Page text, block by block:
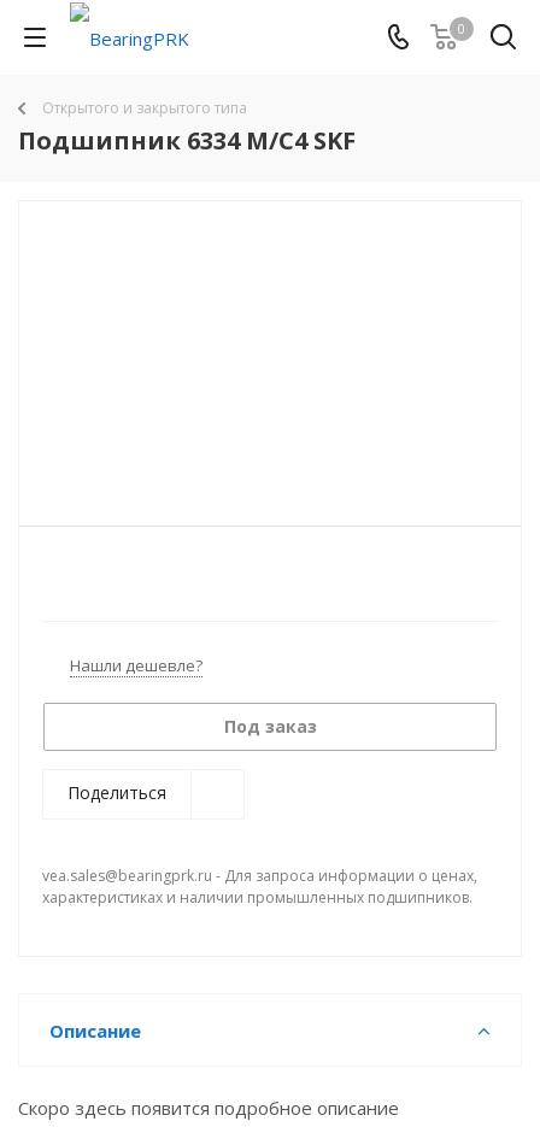
0
Открытого и закрытого типа
Подшипник 6334 M/C4 SKF
Нашли дешевле?
Под заказ
Поделиться
vea.sales@bearingprk.ru - Для запроса информации о ценах,
характеристиках и наличии промышленных подшипников.
Описание
Скоро здесь появится подробное описание